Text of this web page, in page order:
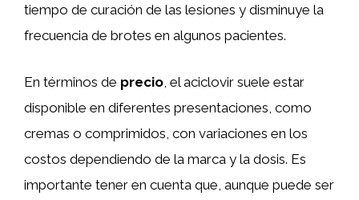
tiempo de curación de las lesiones y disminuye la
frecuencia de brotes en algunos pacientes.
En términos de precio , el aciclovir suele estar
disponible en diferentes presentaciones, como
cremas o comprimidos, con variaciones en los
costos dependiendo de la marca y la dosis. Es
importante tener en cuenta que, aunque puede ser